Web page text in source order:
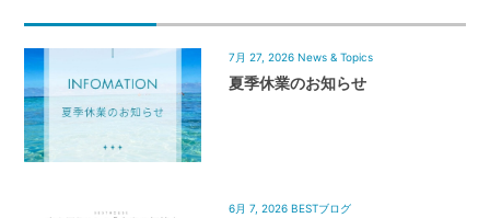
7月 27, 2026 News & Topics
夏季休業のお知らせ
6月 7, 2026 BESTブログ